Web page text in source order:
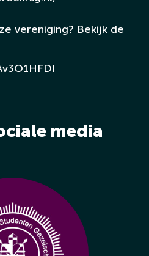
vereniging? Bekijk de
media